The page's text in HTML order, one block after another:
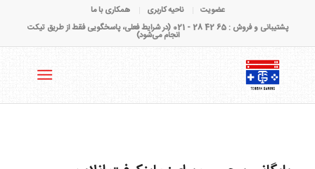
عضویت ناحیه کاربری
همکاری با ما
پشتیبانی و فروش : 65 42 28 - 021 (در شرایط فعلی، پاسخگویی فقط از طریق تیکت
انجام می‌شود)